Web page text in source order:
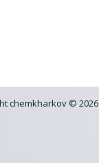
chemkharkov © 2026